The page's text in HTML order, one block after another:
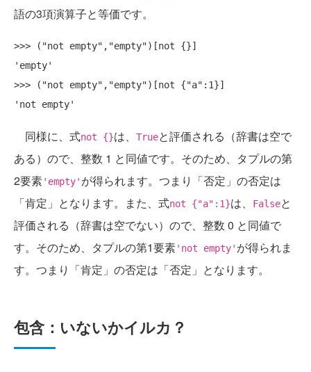
語の3項演算子と等価です。
>>> ("not empty","empty")[not {}]
'empty'
>>> ("not empty","empty")[not {"a":1}]
同様に、式not {}は、 Trueと評価される（辞書は空で
ある）ので、整数 1 と同値です。そのため、タプルの第
2要素'empty' が得られます。つまり「否定」の否定は
「肯定」となります。また、式not {"a":1}は、 Falseと
評価される（辞書は空でない）ので、整数 0 と同値で
す。そのため、タプルの第1要素'not empty' が得られま
す。つまり「肯定」の否定は「否定」となります。
包含：いないかイルカ？